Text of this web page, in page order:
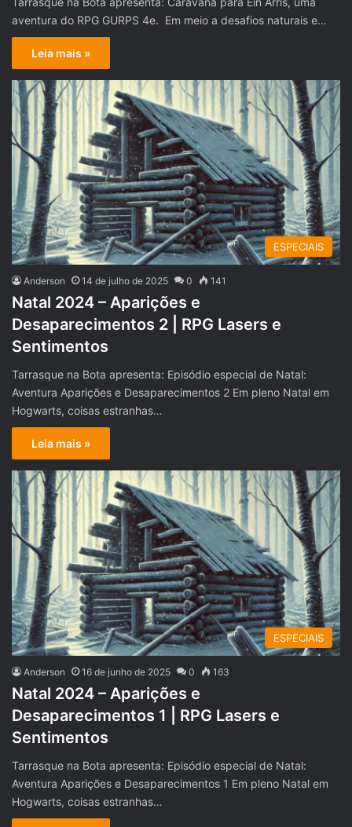
aventura do RPG GURPS 4e. Em meio a desafios naturais e…
Leia mais »
ESPECIAIS
Anderson 14 de julho de 2025 0 141
Natal 2024 – Aparições e
Desaparecimentos 2 | RPG Lasers e
Sentimentos
Tarrasque na Bota apresenta: Episódio especial de Natal:
Aventura Aparições e Desaparecimentos 2 Em pleno Natal em
Hogwarts, coisas estranhas…
Leia mais »
ESPECIAIS
Anderson 16 de junho de 2025 0 163
Natal 2024 – Aparições e
Desaparecimentos 1 | RPG Lasers e
Sentimentos
Tarrasque na Bota apresenta: Episódio especial de Natal:
Aventura Aparições e Desaparecimentos 1 Em pleno Natal em
Hogwarts, coisas estranhas…